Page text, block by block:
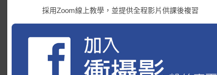
採用Zoom線上教學，並提供全程影片供課後複習